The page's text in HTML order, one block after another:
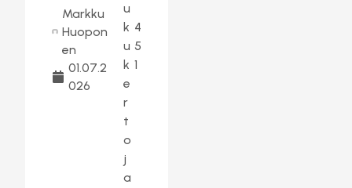
Markku
Huopon
en
01.07.2
026
u
k
u
k
e
r
t
o
j
a
4
5
1